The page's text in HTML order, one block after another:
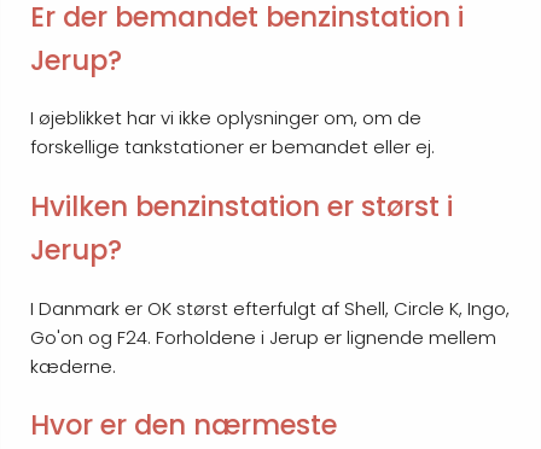
Er der bemandet benzinstation i
Jerup?
I øjeblikket har vi ikke oplysninger om, om de
forskellige tankstationer er bemandet eller ej.
Hvilken benzinstation er størst i
Jerup?
I Danmark er OK størst efterfulgt af Shell, Circle K, Ingo,
Go'on og F24. Forholdene i Jerup er lignende mellem
kæderne.
Hvor er den nærmeste